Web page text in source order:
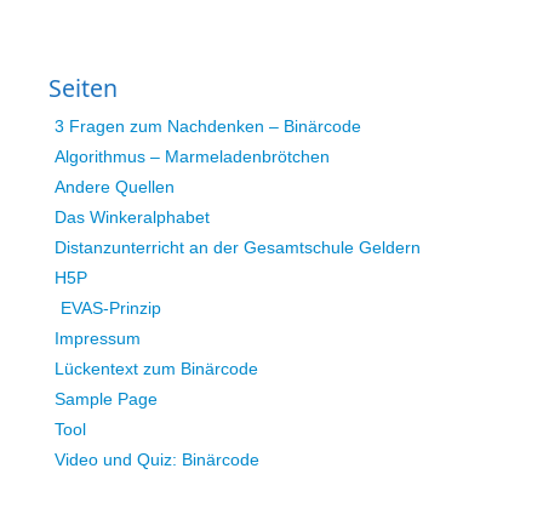
Seiten
3 Fragen zum Nachdenken – Binärcode
Algorithmus – Marmeladenbrötchen
Andere Quellen
Das Winkeralphabet
Distanzunterricht an der Gesamtschule Geldern
H5P
EVAS-Prinzip
Impressum
Lückentext zum Binärcode
Sample Page
Tool
Video und Quiz: Binärcode